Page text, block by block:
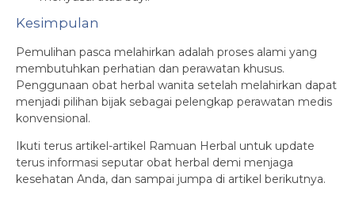
Kesimpulan
Pemulihan pasca melahirkan adalah proses alami yang
membutuhkan perhatian dan perawatan khusus.
Penggunaan obat herbal wanita setelah melahirkan dapat
menjadi pilihan bijak sebagai pelengkap perawatan medis
konvensional.
Ikuti terus artikel-artikel Ramuan Herbal untuk update
terus informasi seputar obat herbal demi menjaga
kesehatan Anda, dan sampai jumpa di artikel berikutnya.